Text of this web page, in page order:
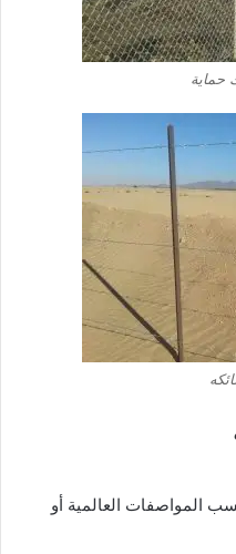
حماية
المواصفات العالمية أو